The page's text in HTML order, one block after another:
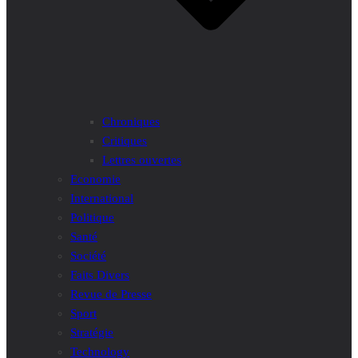
Chroniques
Critiques
Lettres ouvertes
Economie
International
Politique
Santé
Société
Faits Divers
Revue de Presse
Sport
Stratégie
Technology